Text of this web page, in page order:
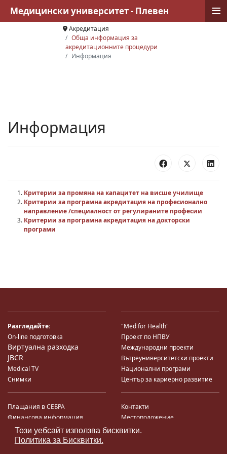
Този уебсайт използва бисквитки.
Политика за Бисквитки.
Акредитация
Обща информация за
акредитационните процедури
Информация
Информация
Критерии за промяна на капацитет на висше училище
Критерии за програмна акредитация на професионално
направление /специалност от регулираните професии
Критерии за програмна акредитация на докторски
програми
Разгледайте:
On-line подготовка
Виртуална разходка
JBCR
Medical TV
Снимки
"Med for Health"
Проект по НПВУ
Международни проекти
Вътреуниверситетски проекти
Национални програми
Център за кариерно развитие
Плащания в СЕБРА
Финансова информация
Система за финансово упр-е и
контрол
Контакти
Местоположение
Карта на сайта
Медицински университет - Плевен ≡